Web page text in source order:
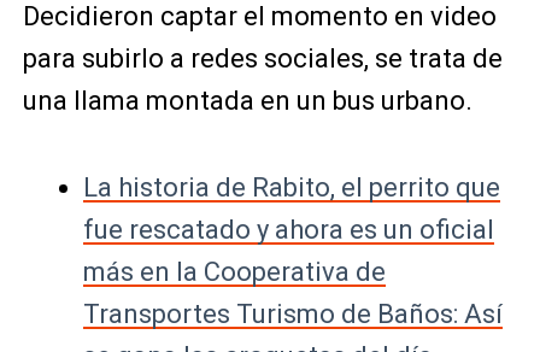
Decidieron captar el momento en video
para subirlo a redes sociales, se trata de
una llama montada en un bus urbano.
La historia de Rabito, el perrito que
fue rescatado y ahora es un oficial
más en la Cooperativa de
Transportes Turismo de Baños: Así